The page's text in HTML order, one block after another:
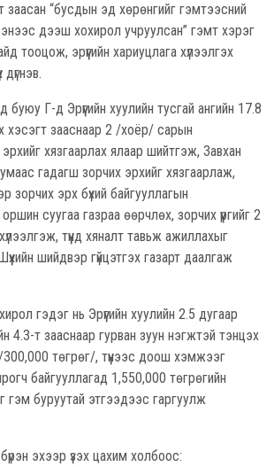
заасан “бусдын эд хөрөнгийг гэмтээсний
дээш хохирол учруулсан” гэмт хэрэг
тооцож, эрүүгийн хариуцлага хүлээлгэх
буюу Г-д Эрүүгийн хуулийн тусгай ангийн 17.8
хэсэгт зааснаар 2 /хоёр/ сарын
хязгаарлах ялаар шийтгэж, Завхан
гадагш зорчих эрхийг хязгаарлаж,
зорчих эрх бүхий байгууллагын
суугаа газраа өөрчлөх, зорчих үүргийг 2
түүнд хяналт тавьж ажиллахыг
шийдвэр гүйцэтгэх газарт даалгаж
гэдэг нь Эрүүгийн хуулийн 2.5 дугаар
4.3-т зааснаар гурван зуун нэгжтэй тэнцэх
төгрөг/, түүнээс доош хэмжээг
байгууллагад 1,550,000 төгрөгийн
гэм буруутай этгээдээс гаргуулж
эхээр үзэх цахим холбоос: